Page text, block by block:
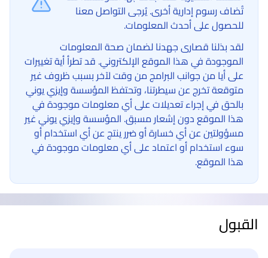
تُضاف رسوم إدارية أخرى. يُرجى التواصل معنا
للحصول على أحدث المعلومات.
لقد بذلنا قصارى جهدنا لضمان صحة المعلومات
الموجودة في هذا الموقع الإلكتروني. قد تطرأ أية تغييرات
على أيا من جوانب البرامج من وقت لآخر بسبب ظروف غير
متوقعة تخرج عن سيطرتنا، وتحتفظ المؤسسة وإيزي يوني
بالحق في إجراء تعديلات على أي معلومات موجودة في
هذا الموقع دون إشعار مسبق. المؤسسة وإيزي يوني غير
مسؤولتين عن أي خسارة أو ضرر ينتج عن أي استخدام أو
سوء استخدام أو اعتماد على أي معلومات موجودة في
هذا الموقع.
القبول